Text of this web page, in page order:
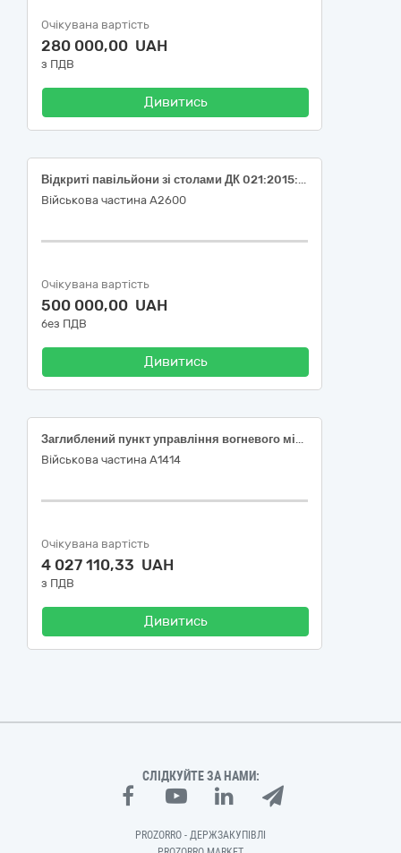
Очікувана вартість
280 000,00 UAH
з ПДВ
Дивитись
Відкриті павільйони зі столами ДК 021:2015: 44210000-5 «Конструкції та їх частини»
Військова частина А2600
Очікувана вартість
500 000,00 UAH
без ПДВ
Дивитись
Заглиблений пункт управління вогневого містечка спеціального призначення
Військова частина А1414
Очікувана вартість
4 027 110,33 UAH
з ПДВ
Дивитись
СЛІДКУЙТЕ ЗА НАМИ:
PROZORRO - ДЕРЖЗАКУПІВЛІ